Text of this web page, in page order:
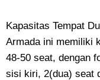
Kapasitas Tempat
Armada ini memiliki
48-50 seat, dengan
sisi kiri, 2(dua) seat